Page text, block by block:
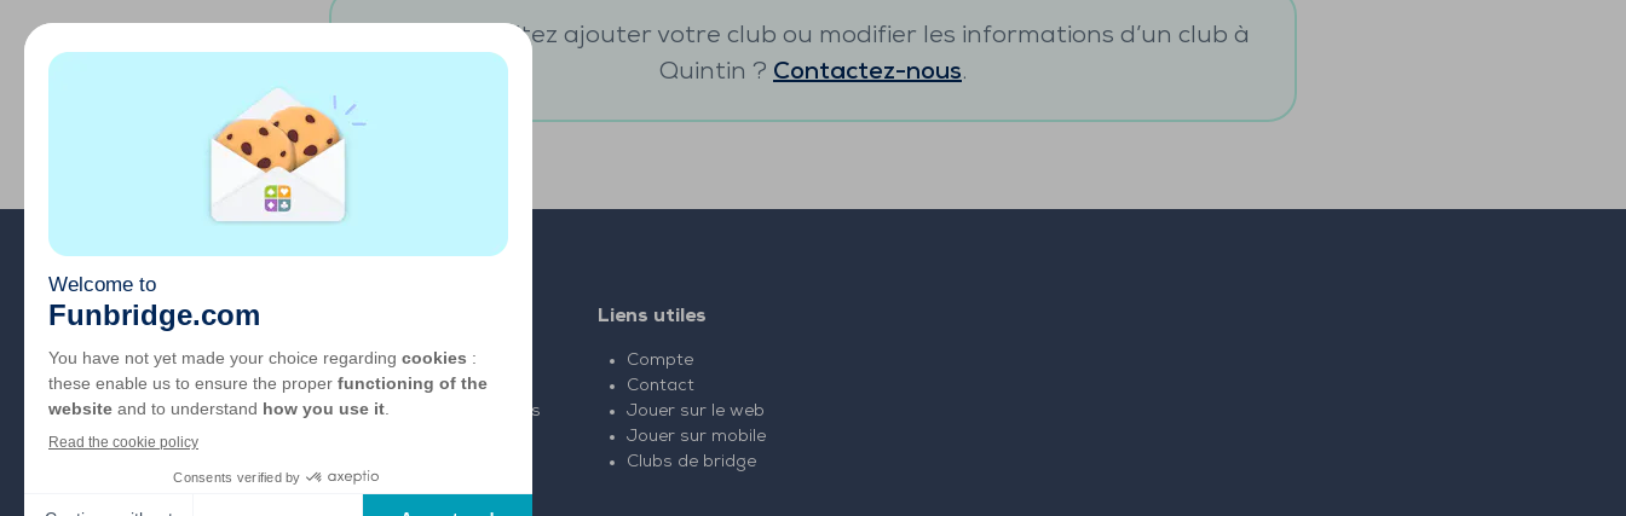
Vous souhaitez ajouter votre club ou modifier les informations d’un club à
Quintin ? Contactez-nous.
FAQ
Emploi
Liens partenaires
Liens utiles
Compte
Contact
Jouer sur le web
Jouer sur mobile
Clubs de bridge